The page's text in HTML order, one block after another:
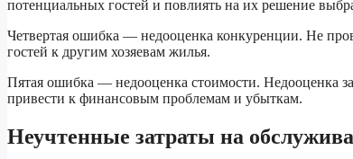
потенциальных гостей и повлиять на их решение
Четвертая ошибка — недооценка конкуренции. Не
гостей к другим хозяевам жилья.
Пятая ошибка — недооценка стоимости. Недооценка
привести к финансовым проблемам и убыткам.
Неучтенные затраты на